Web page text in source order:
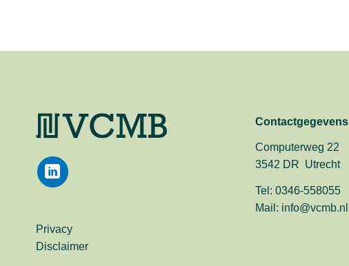
Privacy
Disclaimer
Contactgegevens
Computerweg 22
3542 DR Utrecht
Tel: 0346-558055
Mail: info@vcmb.nl